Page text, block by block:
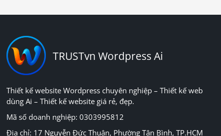
TRUSTvn Wordpress Ai
Thiết kế website Wordpress chuyên nghiệp – Thiết kế web
dùng Ai – Thiết kế website giá rẻ, đẹp.
Mã số doanh nghiệp: 0303995812
Địa chỉ: 17 Nguyễn Đức Thuận, Phường Tân Bình, TP.HCM